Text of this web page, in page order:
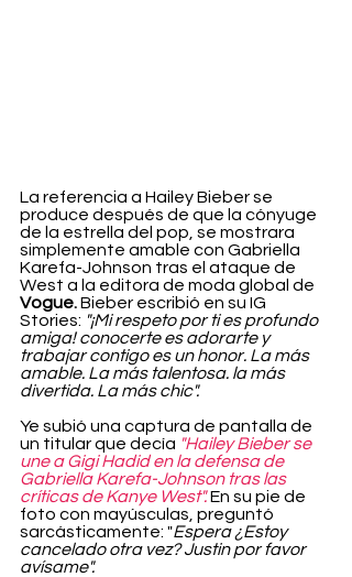
La referencia a Hailey Bieber se
produce después de que la cónyuge
de la estrella del pop, se mostrara
simplemente amable con Gabriella
Karefa-Johnson tras el ataque de
West a la editora de moda global de
Vogue. Bieber escribió en su IG
Stories: "¡Mi respeto por ti es profundo
amiga! conocerte es adorarte y
trabajar contigo es un honor. La más
amable. La más talentosa. la más
divertida. La más chic".
Ye subió una captura de pantalla de
un titular que decía "Hailey Bieber se
une a Gigi Hadid en la defensa de
Gabriella Karefa-Johnson tras las
críticas de Kanye West". En su pie de
foto con mayúsculas, preguntó
sarcásticamente: "Espera ¿Estoy
cancelado otra vez? Justin por favor
avísame".